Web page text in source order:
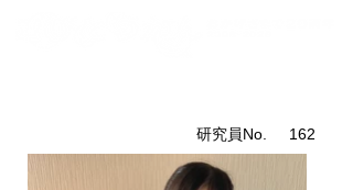
​研究員No. 162